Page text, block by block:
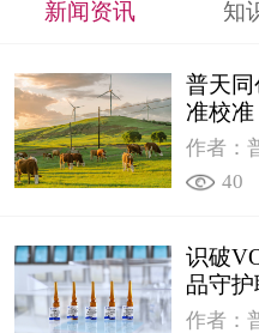
新闻资讯 知
普天
准校
作者：
40
识破
品守
作者：